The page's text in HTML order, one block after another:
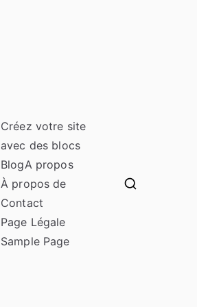
Créez votre site
avec des blocs
BlogA propos
À propos de
Contact
Page Légale
Sample Page